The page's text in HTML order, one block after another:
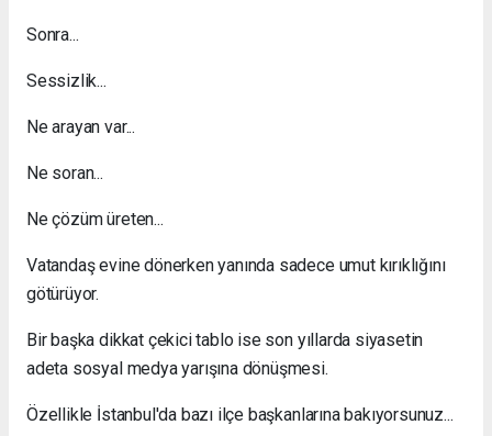
Sonra...
Sessizlik...
Ne arayan var...
Ne soran...
Ne çözüm üreten...
Vatandaş evine dönerken yanında sadece umut kırıklığını
götürüyor.
Bir başka dikkat çekici tablo ise son yıllarda siyasetin
adeta sosyal medya yarışına dönüşmesi.
Özellikle İstanbul'da bazı ilçe başkanlarına bakıyorsunuz...